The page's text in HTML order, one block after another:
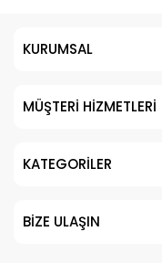
KURUMSAL
MÜŞTERİ HİZMETLERİ
KATEGORİLER
BİZE ULAŞIN